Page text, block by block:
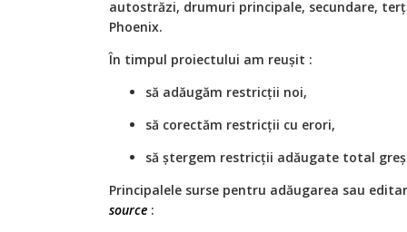
autostrăzi, drumuri principale, secundare,
Phoenix.
În timpul proiectului am reușit :
să adăugăm restricții noi,
să corectăm restricții cu erori,
să ștergem restricții adăugate total
Principalele surse pentru adăugarea sau
source :